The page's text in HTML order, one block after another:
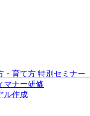
・育て方 特別セミナー
マナー研修
ル作成